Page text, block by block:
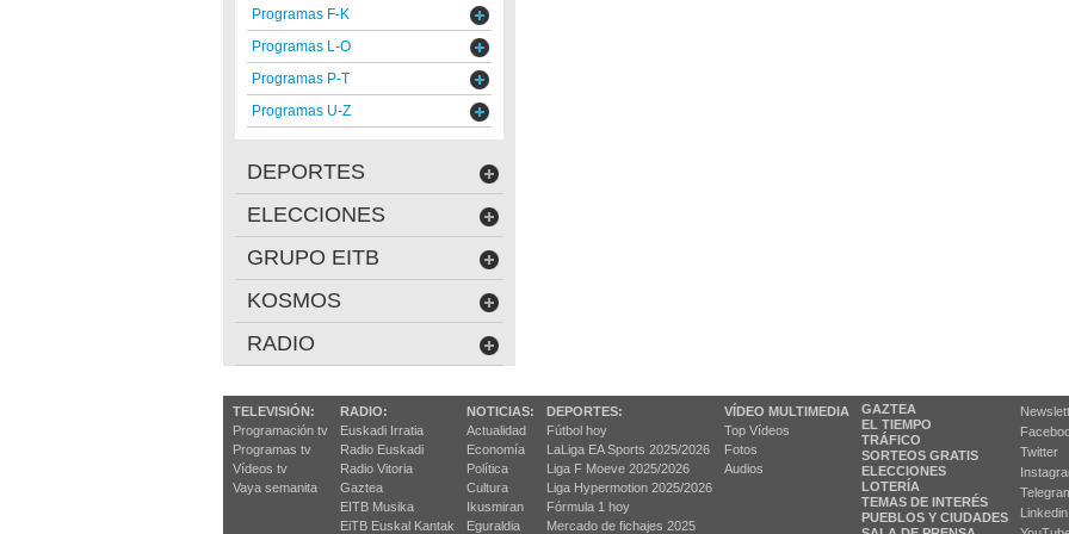
Programas F-K
Programas L-O
Programas P-T
Programas U-Z
DEPORTES
ELECCIONES
GRUPO EITB
KOSMOS
RADIO
TELEVISIÓN:
Programación tv
Programas tv
Vídeos tv
Vaya semanita
RADIO:
Euskadi Irratia
Radio Euskadi
Radio Vitoria
Gaztea
EITB Musika
EiTB Euskal Kantak
NOTICIAS:
Actualidad
Economía
Política
Cultura
Ikusmiran
Eguraldia
DEPORTES:
Fútbol hoy
LaLiga EA Sports 2025/2026
Liga F Moeve 2025/2026
Liga Hypermotion 2025/2026
Fórmula 1 hoy
Mercado de fichajes 2025
VÍDEO MULTIMEDIA
Top Vídeos
Fotos
Audios
GAZTEA
EL TIEMPO
TRÁFICO
SORTEOS GRATIS
ELECCIONES
LOTERÍA
TEMAS DE INTERÉS
PUEBLOS Y CIUDADES
Twitter
Linkedin